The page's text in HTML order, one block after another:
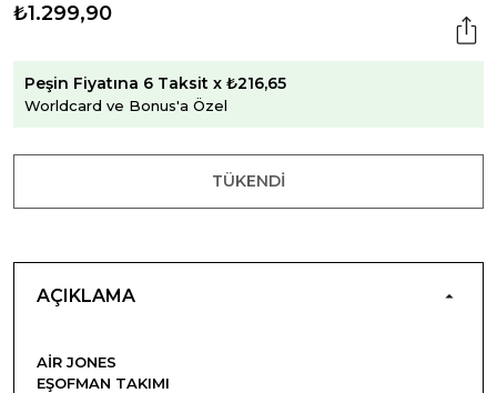
₺1.299,90
Peşin Fiyatına 6 Taksit x ₺216,65
Worldcard ve Bonus'a Özel
TÜKENDI
AÇIKLAMA
AIR JONES
EŞOFMAN TAKIMI